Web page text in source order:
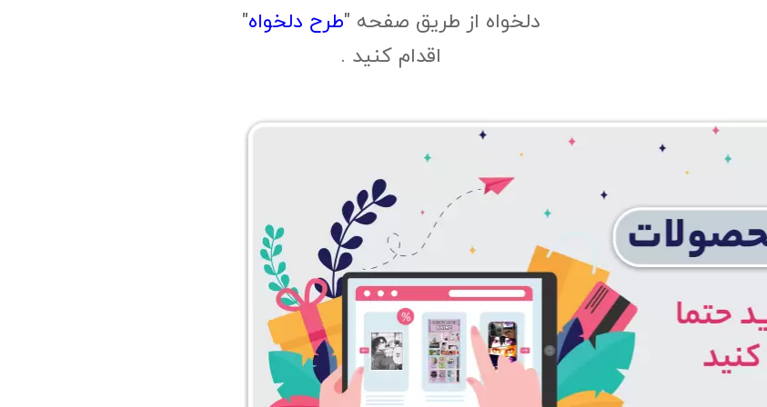
دلخواه از طریق صفحه "طرح دلخواه"
اقدام کنید .